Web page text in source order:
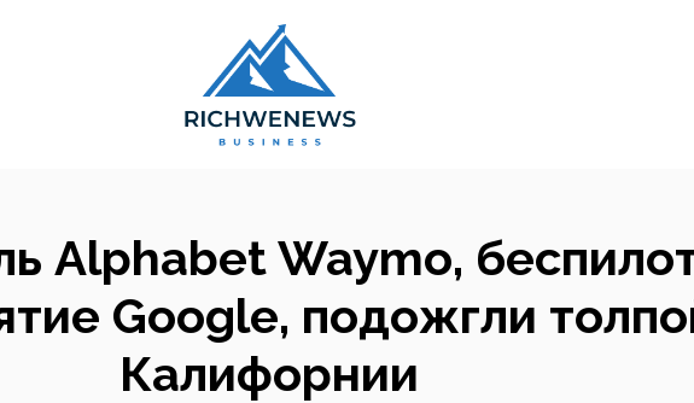
Alphabet Waymo,
Google, подожгли
Калифорнии